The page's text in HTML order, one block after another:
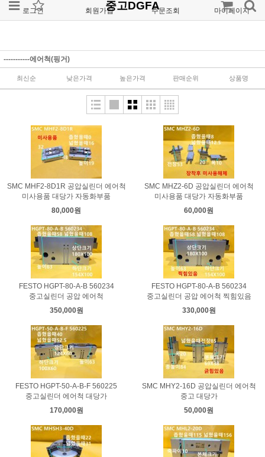
로그인 회원가입 주문조회 마이페이지
중고DGFA
-----------에어척(핑거)
최신순 낮은가격 높은가격 판매순위 상품명
SMC MHF2-8D1R 공압실린더 에어척
미사용품 대당가 자동화부품
80,000원
SMC MHZ2-6D 공압실린더 에어척
미사용품 대당가 자동화부품
60,000원
FESTO HGPT-80-A-B 560234
중고실린더 공압 에어척
350,000원
FESTO HGPT-80-A-B 560234
중고실린더 공압 에어척 찍힘있음
330,000원
FESTO HGPT-50-A-B-F 560225
중고실린더 에어척 대당가
170,000원
SMC MHY2-16D 공압실린더 에어척
중고 대당가
50,000원